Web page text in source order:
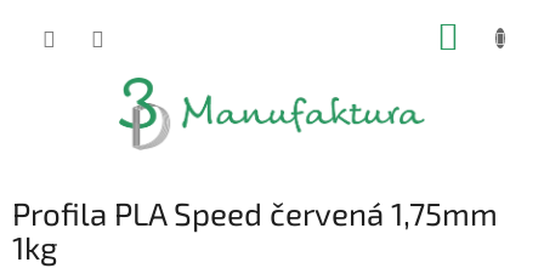
Profila PLA Speed červená 1,75mm
1kg